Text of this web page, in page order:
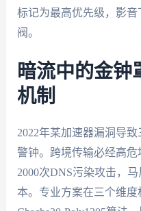
标记为最高优先级，影
阀。
暗流中的金钟
机制
2022年某加速器漏洞导
警钟。跨境传输必经高
2000次DNS污染攻击，
本。专业方案在三个维